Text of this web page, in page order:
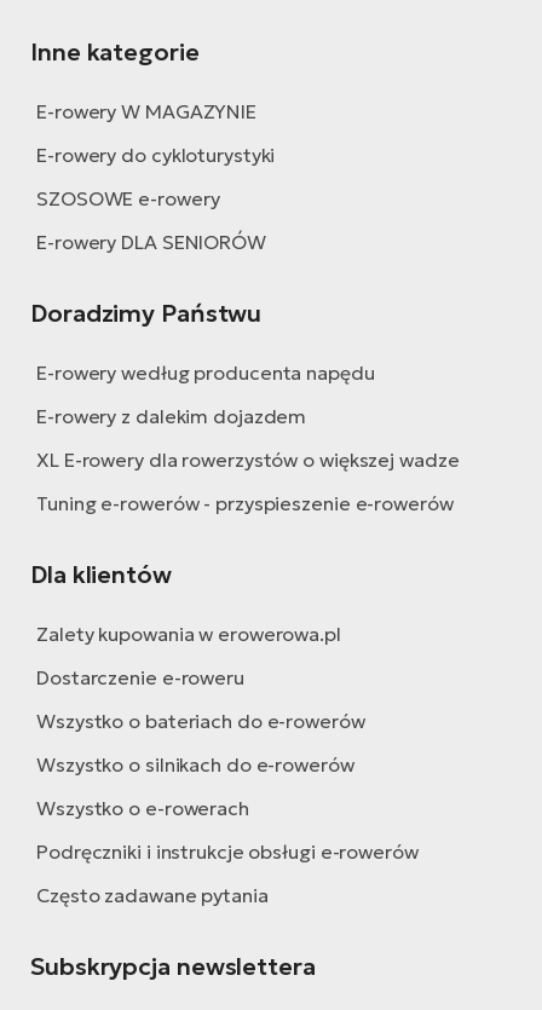
Inne kategorie
E-rowery W MAGAZYNIE
E-rowery do cykloturystyki
SZOSOWE e-rowery
E-rowery DLA SENIORÓW
Doradzimy Państwu
E-rowery według producenta napędu
E-rowery z dalekim dojazdem
XL E-rowery dla rowerzystów o większej wadze
Tuning e-rowerów - przyspieszenie e-rowerów
Dla klientów
Zalety kupowania w erowerowa.pl
Dostarczenie e-roweru
Wszystko o bateriach do e-rowerów
Wszystko o silnikach do e-rowerów
Wszystko o e-rowerach
Podręczniki i instrukcje obsługi e-rowerów
Często zadawane pytania
Subskrypcja newslettera